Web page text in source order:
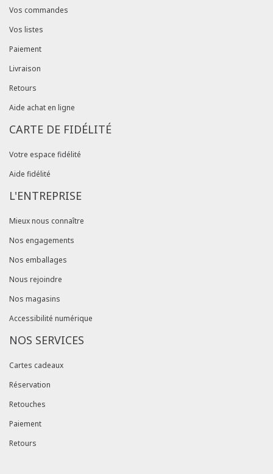
Vos commandes
Vos listes
Paiement
Livraison
Retours
Aide achat en ligne
CARTE DE FIDÉLITÉ
Votre espace fidélité
Aide fidélité
L'ENTREPRISE
Mieux nous connaître
Nos engagements
Nos emballages
Nous rejoindre
Nos magasins
Accessibilité numérique
NOS SERVICES
Cartes cadeaux
Réservation
Retouches
Paiement
Retours